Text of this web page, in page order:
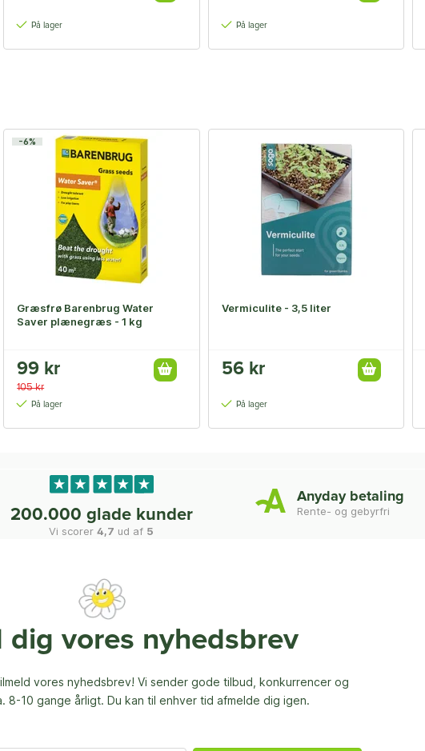
På lager På lager
-6%
Græsfrø Barenbrug Water
Saver plænegræs - 1 kg
99 kr
105 kr
På lager
Vermiculite - 3,5 liter
56 kr
På lager
200.000 glade kunder
Vi scorer4,7 ud af 5
Anyday betaling
Rente- og gebyrfri
dig vores nyhedsbrev
vores nyhedsbrev! Vi sender gode tilbud, konkurrencer og
8-10 gange årligt. Du kan til enhver tid afmelde dig igen.